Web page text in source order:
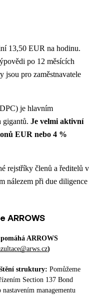
13,50 EUR na hodinu.
po 12 měsících
jsou pro zaměstnavatele
je hlavním
gigantů. Je velmi aktivní
EUR nebo 4 %
rejstříky členů a ředitelů v
nálezem při due diligence
ARROWS
ARROWS
)
struktury: Pomůžeme
Section 137 Bond
nastavením managementu